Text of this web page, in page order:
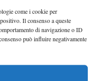
come i cookie per
Il consenso a queste
di navigazione o ID
può influire negativamente
a lungo